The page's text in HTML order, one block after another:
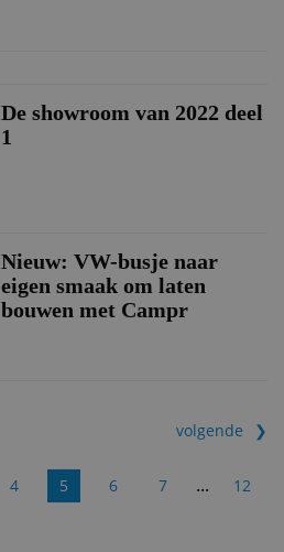
De showroom van 2022 deel
1
Nieuw: VW-busje naar
eigen smaak om laten
bouwen met Campr
4 5 6 7 ... 12
volgende